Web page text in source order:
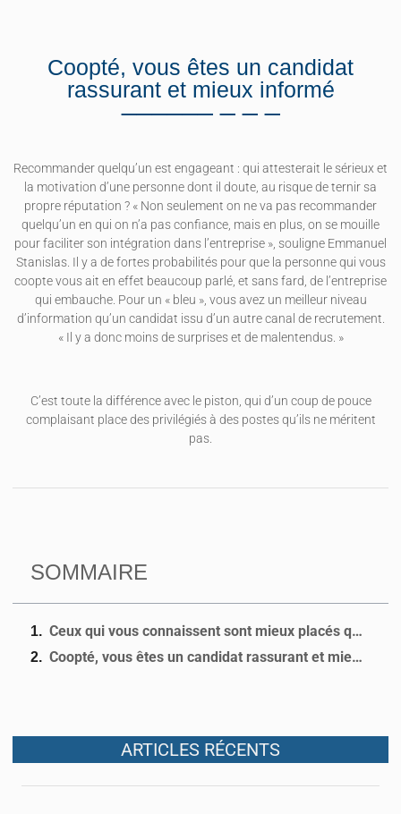
Coopté, vous êtes un candidat
rassurant et mieux informé
Recommander quelqu’un est engageant : qui attesterait le sérieux et
la motivation d’une personne dont il doute, au risque de ternir sa
propre réputation ? « Non seulement on ne va pas recommander
quelqu’un en qui on n’a pas confiance, mais en plus, on se mouille
pour faciliter son intégration dans l’entreprise », souligne Emmanuel
Stanislas. Il y a de fortes probabilités pour que la personne qui vous
coopte vous ait en effet beaucoup parlé, et sans fard, de l’entreprise
qui embauche. Pour un « bleu », vous avez un meilleur niveau
d’information qu’un candidat issu d’un autre canal de recrutement.
« Il y a donc moins de surprises et de malentendus. »
C’est toute la différence avec le piston, qui d’un coup de pouce
complaisant place des privilégiés à des postes qu’ils ne méritent
pas.
SOMMAIRE
Ceux qui vous connaissent sont mieux placés que les recruteurs pour parler de vous
Coopté, vous êtes un candidat rassurant et mieux informé
ARTICLES RÉCENTS